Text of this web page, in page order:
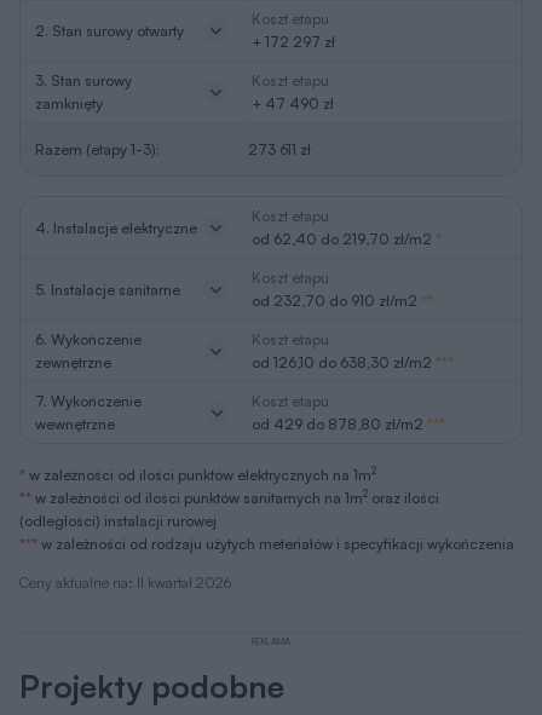
Ceny aktualne na: II kwartał 2026
2. Stan surowy otwarty
Koszt etapu
+ 172 297 zł
3. Stan surowy
zamknięty
Koszt etapu
+ 47 490 zł
Razem (etapy 1-3): 273 611 zł
4. Instalacje elektryczne
Koszt etapu
od 62,40 do 219,70 zł/m2 *
5. Instalacje sanitarne
Koszt etapu
od 232,70 do 910 zł/m2 **
6. Wykończenie
zewnętrzne
Koszt etapu
od 126,10 do 638,30 zł/m2 ***
7. Wykończenie
wewnętrzne
Koszt etapu
od 429 do 878,80 zł/m2 ***
* w zależności od ilości punktów elektrycznych na 1m2
** w zależności od ilości punktów sanitarnych na 1m2 oraz ilości
(odległości) instalacji rurowej
*** w zależności od rodzaju użytych meteriałów i specyfikacji wykończenia
REKLAMA
Projekty podobne